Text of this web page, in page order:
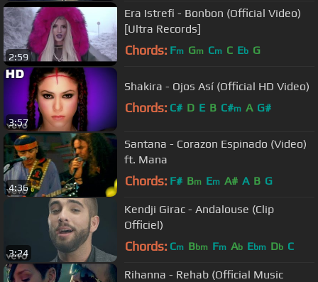
2:59
Era Istrefi - Bonbon (Official Video)
[Ultra Records]
Chords: Fm Gm Cm C Eb G
3:57
Shakira - Ojos Así (Official HD Video)
Chords: C# D E B C#m A G#
4:36
Santana - Corazon Espinado (Video)
ft. Mana
Chords: F# Bm Em A# A B G
3:24
Kendji Girac - Andalouse (Clip
Officiel)
Chords: Cm Bbm Fm Ab Ebm Db C
Rihanna - Rehab (Official Music